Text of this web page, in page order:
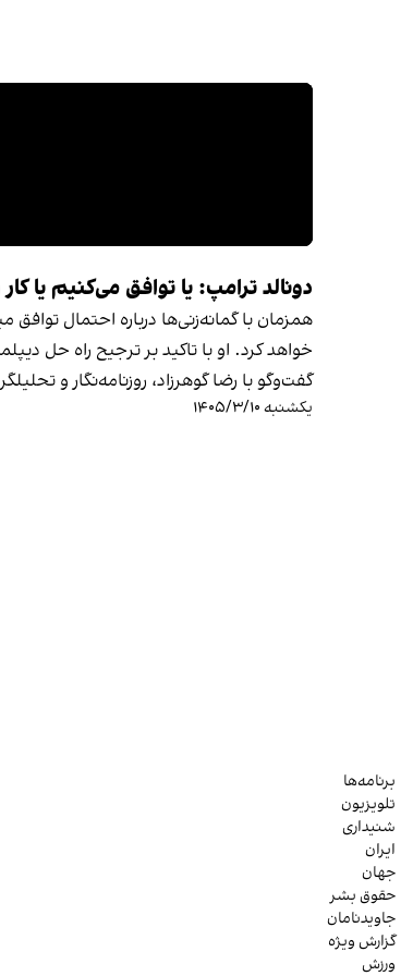
دونالد ترامپ: یا توافق می‌کنیم یا
همزمان با گمانه‌زنی‌ها درباره احتمال
خواهد کرد. او با تاکید بر ترجیح راه حل
گفت‌وگو با رضا گوهرزاد، روزنامه‌نگار و
یکشنبه ۱۴۰۵/۳/۱۰
برنامه‌ها
تلویزیون
شنیداری
ایران
جهان
حقوق بشر
جاویدنامان
گزارش ویژه
ورزش